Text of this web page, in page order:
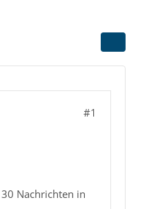
#1
Nachrichten in